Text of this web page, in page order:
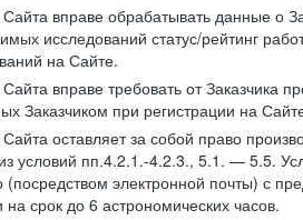
вправе обрабатывать данные о
исследований статус/рейтинг
на Сайте.
вправе требовать от Заказчика
Заказчиком при регистрации на
оставляет за собой право
условий пп.4.2.1.-4.2.3., 5.1. — 5.5.
(посредством электронной почты) с
срок до 6 астрономических часов.